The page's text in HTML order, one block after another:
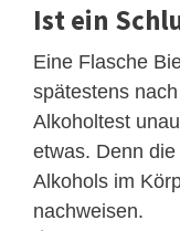
Ist ein
Eine Flasche
spätestens
Alkoholtest
etwas. Denn
Alkohols im
nachweisen.